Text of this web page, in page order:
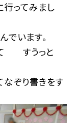
行ってみまし
います。
て すうっと
ぞり書きをす